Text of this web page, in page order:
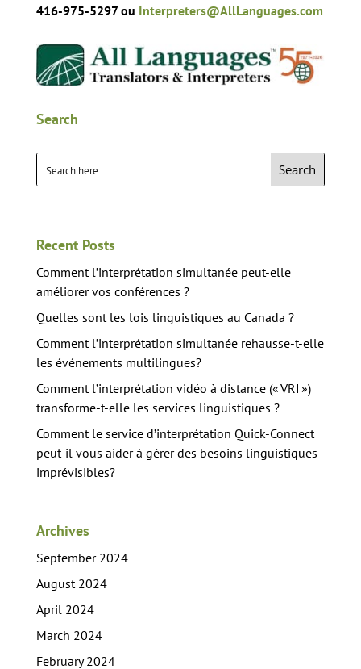
416-975-5297 ou Interpreters@AllLanguages.com
Search
Search
Recent Posts
Comment l’interprétation simultanée peut-elle
améliorer vos conférences ?
Quelles sont les lois linguistiques au Canada ?
Comment l’interprétation simultanée rehausse-t-elle
les événements multilingues?
Comment l’interprétation vidéo à distance (« VRI »)
transforme-t-elle les services linguistiques ?
Comment le service d’interprétation Quick-Connect
peut-il vous aider à gérer des besoins linguistiques
imprévisibles?
Archives
September 2024
August 2024
April 2024
March 2024
February 2024